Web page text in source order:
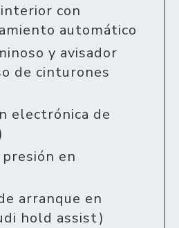
con
automático
y avisador
de cinturones
electrónica de
en
arranque en
hold assist)